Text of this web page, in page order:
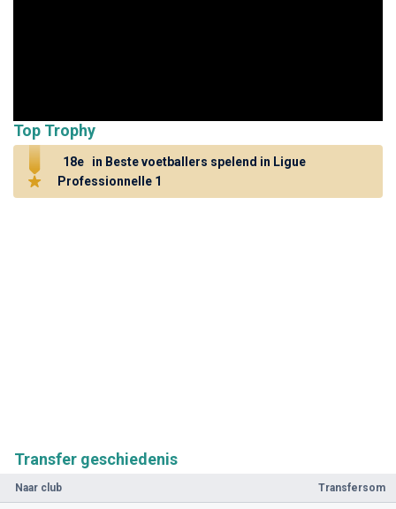
Transfer geschiedenis
Naar club Transfersom
Top Trophy
18e
in Beste voetballers spelend in Ligue
Professionnelle 1